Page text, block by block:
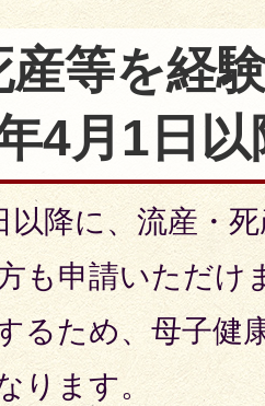
産等を経
4月1日
以降に、流産・
も申請いただけ
るため、母子健
ります。